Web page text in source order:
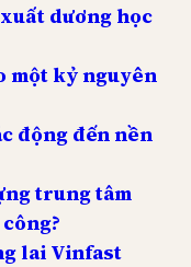
dương học
một kỷ nguyên
động đến nền
trung tâm
lai Vinfast